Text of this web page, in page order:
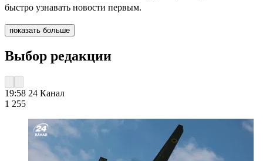
быстро узнавать новости первым.
показать больше
Выбор редакции
19:58 24 Канал
1 255